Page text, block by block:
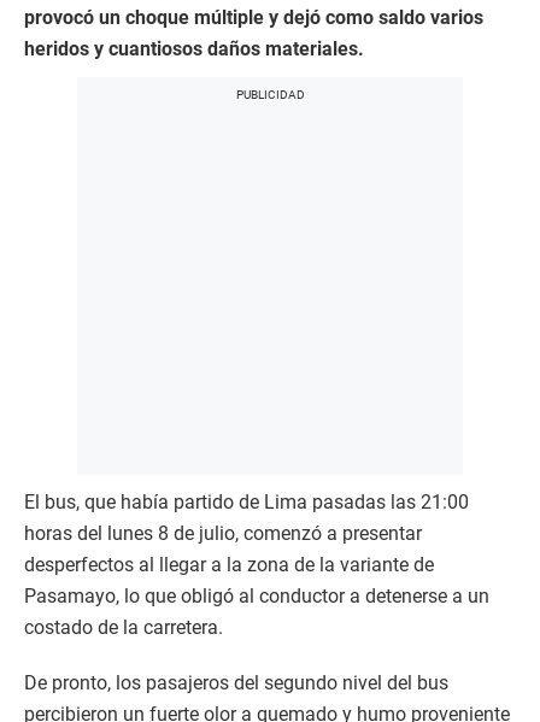
provocó un choque múltiple y dejó como saldo varios
heridos y cuantiosos daños materiales.
El bus, que había partido de Lima pasadas las 21:00
horas del lunes 8 de julio, comenzó a presentar
desperfectos al llegar a la zona de la variante de
Pasamayo, lo que obligó al conductor a detenerse a un
costado de la carretera.
De pronto, los pasajeros del segundo nivel del bus
percibieron un fuerte olor a quemado y humo proveniente